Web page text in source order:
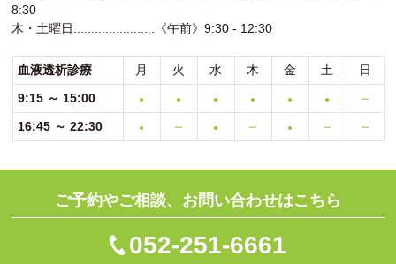
8:30
木・土曜日.......................《午前》9:30 - 12:30
血液透析診療 月 火 水 木 金 土
日
9:15 ～ 15:00
● ● ● ● ● ● ー
16:45 ～ 22:30 ● ー ● ー ● ー ー
ご予約やご相談、お問い合わせはこちら
052-251-6661